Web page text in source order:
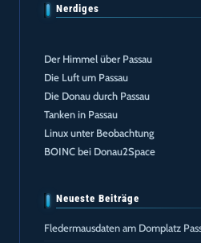
Nerdiges
Der Himmel über Passau
Die Luft um Passau
Die Donau durch Passau
Tanken in Passau
Linux unter Beobachtung
BOINC bei Donau2Space
Neueste Beiträge
Fledermausdaten am Domplatz